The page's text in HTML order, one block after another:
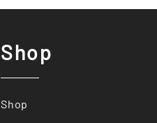
Shop
Shop